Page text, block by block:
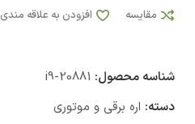
مقایسه افزودن به علاقه مندی
شناسه محصول: i9-20881
دسته: اره برقی و موتوری